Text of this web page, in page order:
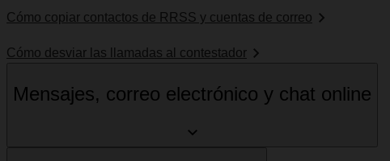
Cómo copiar contactos de RRSS y cuentas de correo
Cómo desviar las llamadas al contestador
Mensajes, correo electrónico y chat online